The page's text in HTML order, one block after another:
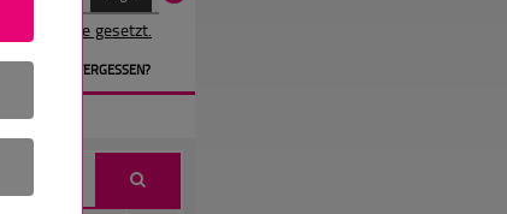
ein Cookie gesetzt.
» PASSWORT VERGESSEN?